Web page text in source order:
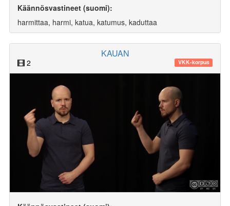
Käännösvastineet (suomi):
harmittaa, harmi, katua, katumus, kaduttaa
KAUAN
2 VKK-korpus